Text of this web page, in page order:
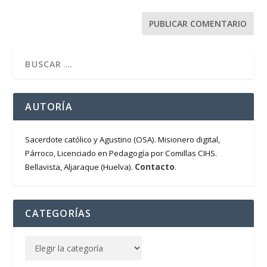
AUTORÍA
Sacerdote católico y Agustino (OSA). Misionero digital,
Párroco, Licenciado en Pedagogía por Comillas CIHS.
Bellavista, Aljaraque (Huelva). Contacto.
CATEGORÍAS